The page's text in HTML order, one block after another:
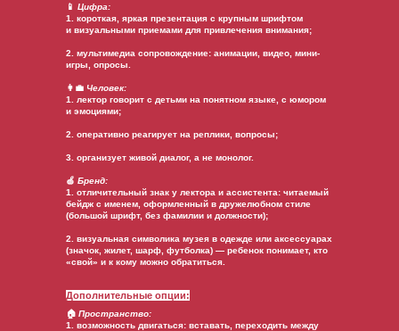
🏠 Пространство:
1. возможность двигаться: вставать, переходить между
📱 Цифра:
1. короткая, яркая презентация с крупным шрифтом
и визуальными приемами для привлечения внимания;
2. мультимедиа сопровождение: анимации, видео, мини-
игры, опросы.
👩‍💼 Человек:
1. лектор говорит с детьми на понятном языке, с юмором
и эмоциями;
2. оперативно реагирует на реплики, вопросы;
3. организует живой диалог, а не монолог.
🍏 Бренд:
1. отличительный знак у лектора и ассистента: читаемый
бейдж с именем, оформленный в дружелюбном стиле
(большой шрифт, без фамилии и должности);
2. визуальная символика музея в одежде или аксессуарах
(значок, жилет, шарф, футболка) — ребенок понимает, кто
«свой» и к кому можно обратиться.
Дополнительные опции: